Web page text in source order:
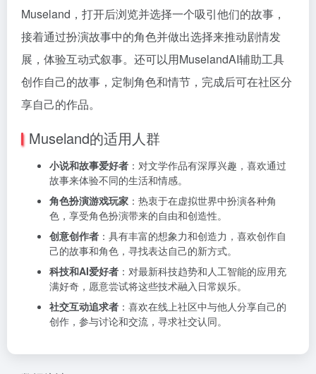
Museland，打开后浏览并选择一个吸引他们的故事，
接着通过扮演故事中的角色并做出选择来推动剧情发
展，体验互动式叙事。还可以用MuselandAI辅助工具
创作自己的故事，定制角色和情节，完成后可在社区分
享自己的作品。
Museland的适用人群
小说和故事爱好者 ：对文学作品有深厚兴趣，喜欢通过
故事来体验不同的生活和情感。
角色扮演游戏玩家 ：热衷于在虚拟世界中扮演各种角
色，享受角色扮演带来的自由和创造性。
创意创作者 ：具有丰富的想象力和创造力，喜欢创作自
己的故事和角色，寻找表达自己的新方式。
科技和AI爱好者 ：对最新科技趋势和人工智能的应用充
满好奇，愿意尝试将这些技术融入日常娱乐。
社交互动追求者 ：喜欢在线上社区中与他人分享自己的
创作，参与讨论和交流，寻求社交认同。